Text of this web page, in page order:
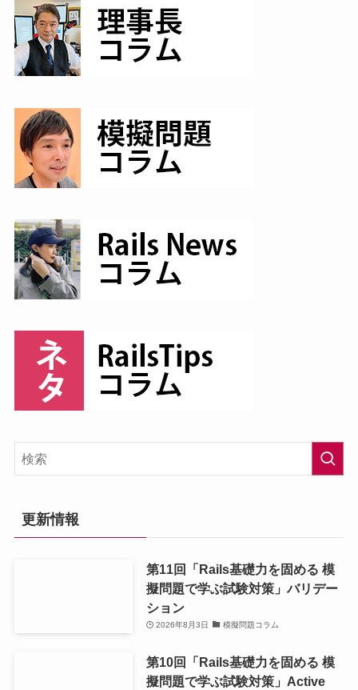
更新情報
第11回「Rails基礎力を固める 模
擬問題で学ぶ試験対策」バリデー
ション
2026年8月3日 模擬問題コラム
第10回「Rails基礎力を固める 模
擬問題で学ぶ試験対策」Active